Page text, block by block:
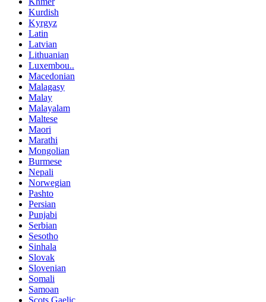
Kurdish
Kyrgyz
Latin
Latvian
Lithuanian
Luxembou..
Macedonian
Malagasy
Malay
Malayalam
Maltese
Maori
Marathi
Mongolian
Burmese
Nepali
Norwegian
Pashto
Persian
Punjabi
Serbian
Sesotho
Sinhala
Slovak
Slovenian
Somali
Samoan
Scots Gaelic